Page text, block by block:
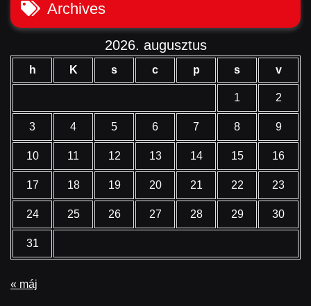
Archives
2026. augusztus
h K s c p s v
1 2
3 4 5 6 7 8 9
10 11 12 13 14 15 16
17 18 19 20 21 22 23
24 25 26 27 28 29 30
31
« máj